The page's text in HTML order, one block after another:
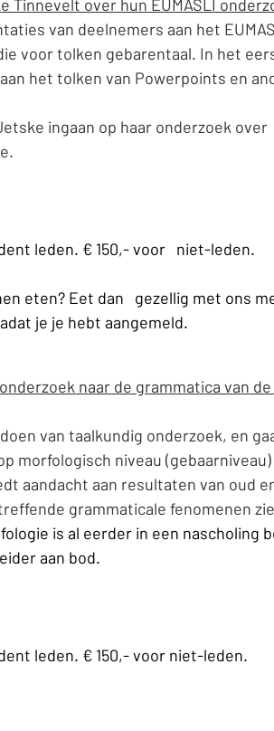
Tinnevelt over hun EUMASLI
van deelnemers aan het
voor tolken gebarentaal. In het
het tolken van Powerpoints en
ingaan op haar onderzoek over
leden. € 150,- voor   niet-leden.
eten? Eet dan   gezellig met ons
je je hebt aangemeld.
naar de grammatica van
van taalkundig onderzoek, en
morfologisch niveau (gebaarniveau)
aandacht aan resultaten van oud
grammaticale fenomenen
is al eerder in een nascholing
aan bod.
leden. € 150,- voor niet-leden.